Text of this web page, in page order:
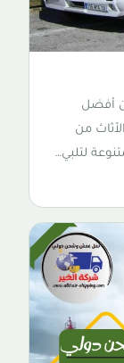
أفضل
من
لتلبي…